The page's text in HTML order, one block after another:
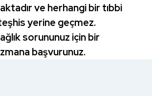
ve herhangi bir tıbbi
yerine geçmez.
sorununuz için bir
başvurunuz.